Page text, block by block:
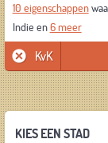
10 eigenschappen
Indie en6 meer
KvK
KIES EEN STAD